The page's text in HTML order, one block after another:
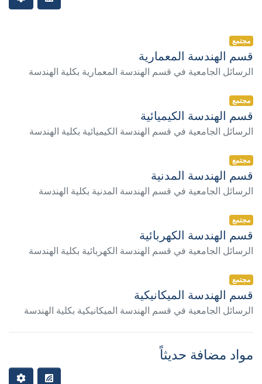
مجتمع
قسم الهندسة المعمارية
الرسائل الجامعية في قسم الهندسة المعمارية بكلية الهندسة
مجتمع
قسم الهندسة الكيميائية
الرسائل الجامعية في قسم الهندسة الكيميائية بكلية الهندسة
مجتمع
قسم الهندسة المدنية
الرسائل الجامعية في قسم الهندسة المدنية بكلية الهندسة
مجتمع
قسم الهندسة الكهربائية
الرسائل الجامعية في قسم الهندسة الكهربائية بكلية الهندسة
مجتمع
قسم الهندسة الميكانيكية
الرسائل الجامعية في قسم الهندسة الميكانيكية بكلية الهندسة
مواد مضافة حديثاً